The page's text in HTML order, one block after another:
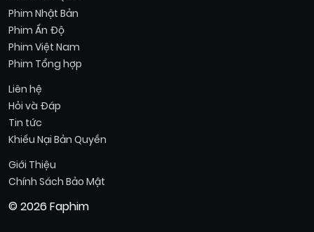
Phim Nhật Bản
Phim Ấn Độ
Phim Việt Nam
Phim Tổng hợp
Liên hệ
Hỏi và Đáp
Tin tức
Khiếu Nại Bản Quyền
Giới Thiệu
Chính Sách Bảo Mật
© 2026 Faphim